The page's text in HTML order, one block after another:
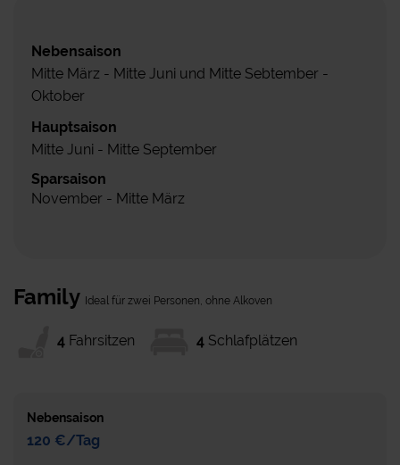
Nebensaison
Mitte März - Mitte Juni und Mitte Sebtember -
Oktober
Hauptsaison
Mitte Juni - Mitte September
Sparsaison
November - Mitte März
Family Ideal für zwei Personen, ohne Alkoven
4 Fahrsitzen 4 Schlafplätzen
Nebensaison
120 €/Tag